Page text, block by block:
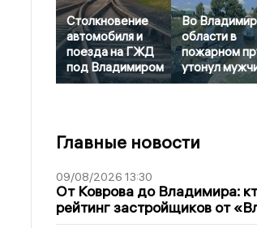
Столкновение
автомобиля и
поезда на ГЖД
под Владимиром
Во
области в
пожарном
утонул
Главные новости
09/08/2026 13:30
От Коврова до Владимира:
рейтинг застройщиков от